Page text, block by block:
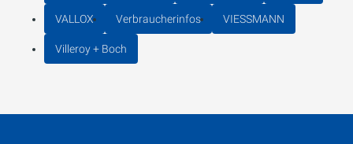
VALLOX Verbraucherinfos VIESSMANN
Villeroy + Boch